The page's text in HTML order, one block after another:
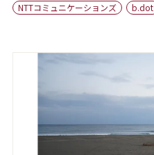
会社概要
NTTコミュニケーションズ
b.dot